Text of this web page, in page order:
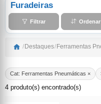
Furadeiras
Filtrar Ordenar
/ Destaques/ Ferramentas
Cat: Ferramentas Pneumáticas ×
4 produto(s) encontrado(s)